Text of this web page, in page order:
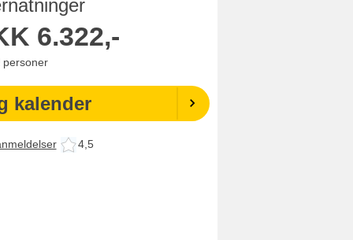
6.322,-
personer
kalender
4,5